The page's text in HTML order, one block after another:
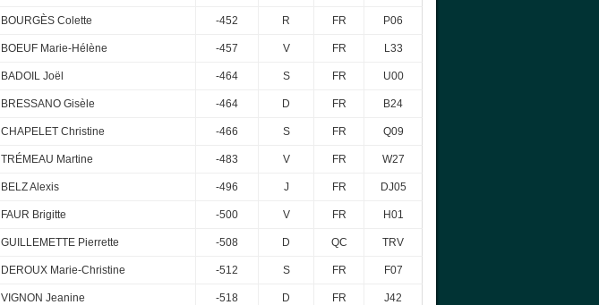
BOURGÈS Colette -452 R FR P06
BOEUF Marie-Hélène -457 V FR L33
BADOIL Joël -464 S FR U00
BRESSANO Gisèle -464 D FR B24
CHAPELET Christine -466 S FR Q09
TRÉMEAU Martine -483 V FR W27
BELZ Alexis -496 J FR DJ05
FAUR Brigitte -500 V FR H01
GUILLEMETTE Pierrette -508 D QC TRV
DEROUX Marie-Christine -512 S FR F07
VIGNON Jeanine -518 D FR J42